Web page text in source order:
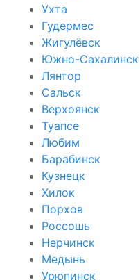
Ухта
Гудермес
Жигулёвск
Южно-Сахалинск
Лянтор
Сальск
Верхоянск
Туапсе
Любим
Барабинск
Кузнецк
Хилок
Порхов
Россошь
Нерчинск
Медынь
Урюпинск